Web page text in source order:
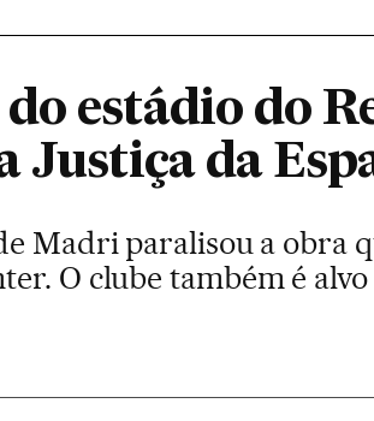
estádio do
Justiça da
Madri paralisou a obra
O clube também é